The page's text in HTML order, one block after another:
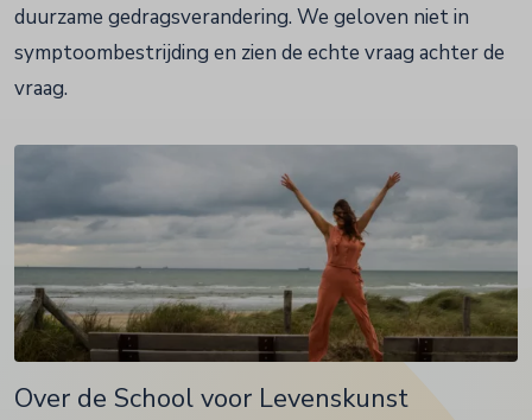
duurzame gedragsverandering. We geloven niet in
symptoombestrijding en zien de echte vraag achter de
vraag.
Over de School voor Levenskunst